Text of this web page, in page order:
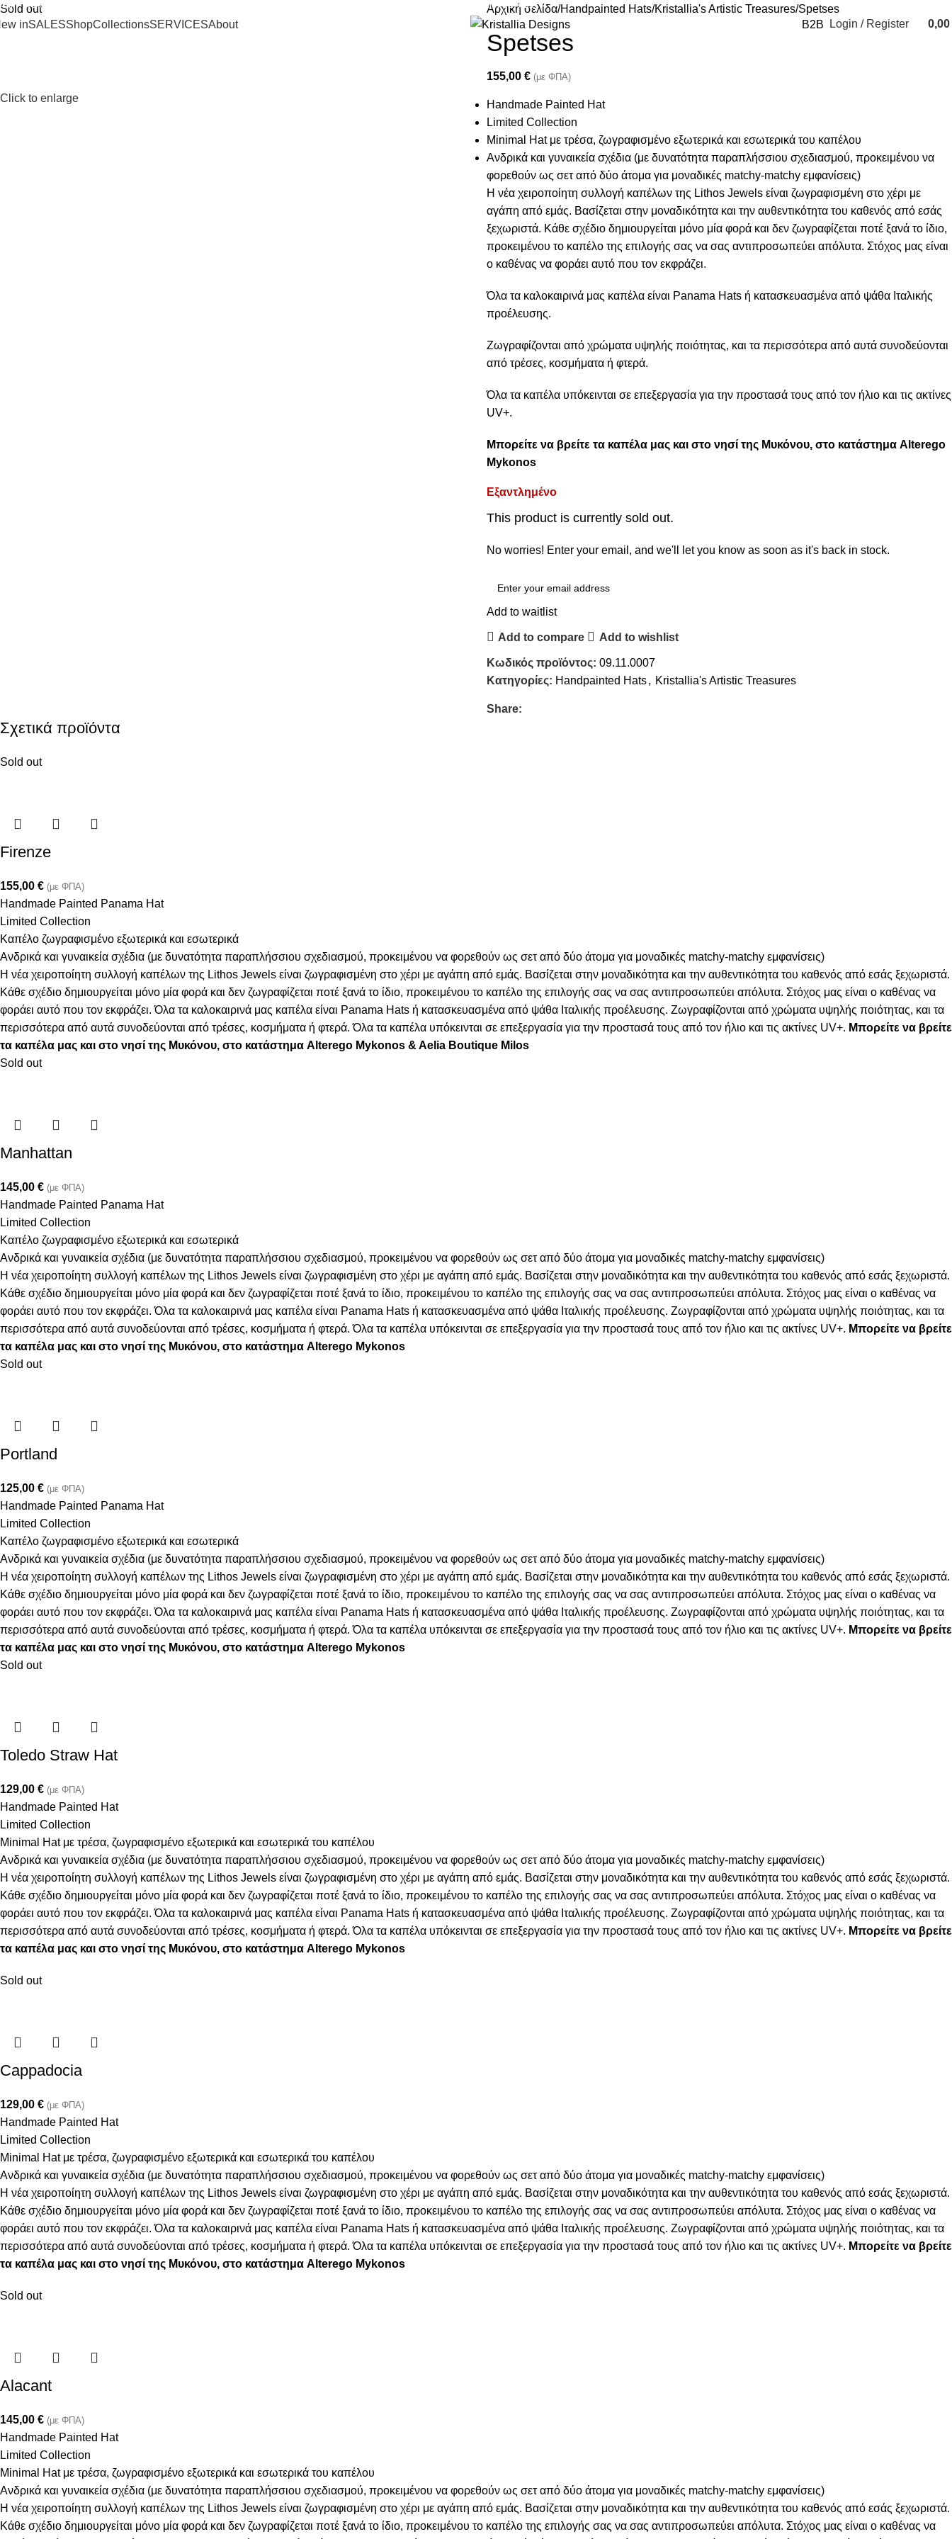
ON ORDERS OVER 100€ Join our newsletter and enjoy 10% Off
inSALESShopCollectionsSERVICESAbout B2B Login / Register 0,00
Sold out
Click to enlarge
Αρχική σελίδα Handpainted Hats Kristallia's Artistic Treasures Spetses
Spetses
155,00 € (με ΦΠΑ)
Handmade Painted Hat
Limited Collection
Minimal Hat με τρέσα, ζωγραφισμένο εξωτερικά και εσωτερικά του καπέλου
Ανδρικά και γυναικεία σχέδια (με δυνατότητα παραπλήσσιου σχεδιασμού, προκειμένου να
φορεθούν ως σετ από δύο άτομα για μοναδικές matchy-matchy εμφανίσεις)
Η νέα χειροποίητη συλλογή καπέλων της Lithos Jewels είναι ζωγραφισμένη στο χέρι με
αγάπη από εμάς. Βασίζεται στην μοναδικότητα και την αυθεντικότητα του καθενός από εσάς
ξεχωριστά. Κάθε σχέδιο δημιουργείται μόνο μία φορά και δεν ζωγραφίζεται ποτέ ξανά το ίδιο,
προκειμένου το καπέλο της επιλογής σας να σας αντιπροσωπεύει απόλυτα. Στόχος μας είναι
ο καθένας να φοράει αυτό που τον εκφράζει.
Όλα τα καλοκαιρινά μας καπέλα είναι Panama Hats ή κατασκευασμένα από ψάθα Ιταλικής
προέλευσης.
Ζωγραφίζονται από χρώματα υψηλής ποιότητας, και τα περισσότερα από αυτά συνοδεύονται
από τρέσες, κοσμήματα ή φτερά.
Όλα τα καπέλα υπόκεινται σε επεξεργασία για την προστασά τους από τον ήλιο και τις ακτίνες
UV+.
Μπορείτε να βρείτε τα καπέλα μας και στο νησί της Μυκόνου, στο κατάστημα Alterego
Mykonos
Εξαντλημένο
This product is currently sold out.
No worries! Enter your email, and we'll let you know as soon as it's back in stock.
Add to waitlist
Add to compare Add to wishlist
Κωδικός προϊόντος: 09.11.0007
Κατηγορίες: Handpainted Hats, Kristallia's Artistic Treasures
Share:
Σχετικά προϊόντα
Sold out
Firenze
155,00 € (με ΦΠΑ)
Handmade Painted Panama Hat
Limited Collection
Καπέλο ζωγραφισμένο εξωτερικά και εσωτερικά
Ανδρικά και γυναικεία σχέδια (με δυνατότητα παραπλήσσιου σχεδιασμού, προκειμένου να φορεθούν ως σετ από δύο άτομα για μοναδικές matchy-matchy εμφανίσεις)
Η νέα χειροποίητη συλλογή καπέλων της Lithos Jewels είναι ζωγραφισμένη στο χέρι με αγάπη από εμάς. Βασίζεται στην μοναδικότητα και την αυθεντικότητα του καθενός από εσάς ξεχωριστά.
Κάθε σχέδιο δημιουργείται μόνο μία φορά και δεν ζωγραφίζεται ποτέ ξανά το ίδιο, προκειμένου το καπέλο της επιλογής σας να σας αντιπροσωπεύει απόλυτα. Στόχος μας είναι ο καθένας να
φοράει αυτό που τον εκφράζει. Όλα τα καλοκαιρινά μας καπέλα είναι Panama Hats ή κατασκευασμένα από ψάθα Ιταλικής προέλευσης. Ζωγραφίζονται από χρώματα υψηλής ποιότητας, και τα
περισσότερα από αυτά συνοδεύονται από τρέσες, κοσμήματα ή φτερά. Όλα τα καπέλα υπόκεινται σε επεξεργασία για την προστασά τους από τον ήλιο και τις ακτίνες UV+. Μπορείτε να βρείτε
τα καπέλα μας και στο νησί της Μυκόνου, στο κατάστημα Alterego Mykonos & Aelia Boutique Milos
Sold out
Manhattan
145,00 € (με ΦΠΑ)
Handmade Painted Panama Hat
Limited Collection
Καπέλο ζωγραφισμένο εξωτερικά και εσωτερικά
Ανδρικά και γυναικεία σχέδια (με δυνατότητα παραπλήσσιου σχεδιασμού, προκειμένου να φορεθούν ως σετ από δύο άτομα για μοναδικές matchy-matchy εμφανίσεις)
Η νέα χειροποίητη συλλογή καπέλων της Lithos Jewels είναι ζωγραφισμένη στο χέρι με αγάπη από εμάς. Βασίζεται στην μοναδικότητα και την αυθεντικότητα του καθενός από εσάς ξεχωριστά.
Κάθε σχέδιο δημιουργείται μόνο μία φορά και δεν ζωγραφίζεται ποτέ ξανά το ίδιο, προκειμένου το καπέλο της επιλογής σας να σας αντιπροσωπεύει απόλυτα. Στόχος μας είναι ο καθένας να
φοράει αυτό που τον εκφράζει. Όλα τα καλοκαιρινά μας καπέλα είναι Panama Hats ή κατασκευασμένα από ψάθα Ιταλικής προέλευσης. Ζωγραφίζονται από χρώματα υψηλής ποιότητας, και τα
περισσότερα από αυτά συνοδεύονται από τρέσες, κοσμήματα ή φτερά. Όλα τα καπέλα υπόκεινται σε επεξεργασία για την προστασά τους από τον ήλιο και τις ακτίνες UV+. Μπορείτε να βρείτε
τα καπέλα μας και στο νησί της Μυκόνου, στο κατάστημα Alterego Mykonos
Sold out
Portland
125,00 € (με ΦΠΑ)
Handmade Painted Panama Hat
Limited Collection
Καπέλο ζωγραφισμένο εξωτερικά και εσωτερικά
Ανδρικά και γυναικεία σχέδια (με δυνατότητα παραπλήσσιου σχεδιασμού, προκειμένου να φορεθούν ως σετ από δύο άτομα για μοναδικές matchy-matchy εμφανίσεις)
Η νέα χειροποίητη συλλογή καπέλων της Lithos Jewels είναι ζωγραφισμένη στο χέρι με αγάπη από εμάς. Βασίζεται στην μοναδικότητα και την αυθεντικότητα του καθενός από εσάς ξεχωριστά.
Κάθε σχέδιο δημιουργείται μόνο μία φορά και δεν ζωγραφίζεται ποτέ ξανά το ίδιο, προκειμένου το καπέλο της επιλογής σας να σας αντιπροσωπεύει απόλυτα. Στόχος μας είναι ο καθένας να
φοράει αυτό που τον εκφράζει. Όλα τα καλοκαιρινά μας καπέλα είναι Panama Hats ή κατασκευασμένα από ψάθα Ιταλικής προέλευσης. Ζωγραφίζονται από χρώματα υψηλής ποιότητας, και τα
περισσότερα από αυτά συνοδεύονται από τρέσες, κοσμήματα ή φτερά. Όλα τα καπέλα υπόκεινται σε επεξεργασία για την προστασά τους από τον ήλιο και τις ακτίνες UV+. Μπορείτε να βρείτε
τα καπέλα μας και στο νησί της Μυκόνου, στο κατάστημα Alterego Mykonos
Sold out
Toledo Straw Hat
129,00 € (με ΦΠΑ)
Handmade Painted Hat
Limited Collection
Minimal Hat με τρέσα, ζωγραφισμένο εξωτερικά και εσωτερικά του καπέλου
Ανδρικά και γυναικεία σχέδια (με δυνατότητα παραπλήσσιου σχεδιασμού, προκειμένου να φορεθούν ως σετ από δύο άτομα για μοναδικές matchy-matchy εμφανίσεις)
Η νέα χειροποίητη συλλογή καπέλων της Lithos Jewels είναι ζωγραφισμένη στο χέρι με αγάπη από εμάς. Βασίζεται στην μοναδικότητα και την αυθεντικότητα του καθενός από εσάς ξεχωριστά.
Κάθε σχέδιο δημιουργείται μόνο μία φορά και δεν ζωγραφίζεται ποτέ ξανά το ίδιο, προκειμένου το καπέλο της επιλογής σας να σας αντιπροσωπεύει απόλυτα. Στόχος μας είναι ο καθένας να
φοράει αυτό που τον εκφράζει. Όλα τα καλοκαιρινά μας καπέλα είναι Panama Hats ή κατασκευασμένα από ψάθα Ιταλικής προέλευσης. Ζωγραφίζονται από χρώματα υψηλής ποιότητας, και τα
περισσότερα από αυτά συνοδεύονται από τρέσες, κοσμήματα ή φτερά. Όλα τα καπέλα υπόκεινται σε επεξεργασία για την προστασά τους από τον ήλιο και τις ακτίνες UV+. Μπορείτε να βρείτε
τα καπέλα μας και στο νησί της Μυκόνου, στο κατάστημα Alterego Mykonos
Sold out
Cappadocia
129,00 € (με ΦΠΑ)
Handmade Painted Hat
Limited Collection
Minimal Hat με τρέσα, ζωγραφισμένο εξωτερικά και εσωτερικά του καπέλου
Ανδρικά και γυναικεία σχέδια (με δυνατότητα παραπλήσσιου σχεδιασμού, προκειμένου να φορεθούν ως σετ από δύο άτομα για μοναδικές matchy-matchy εμφανίσεις)
Η νέα χειροποίητη συλλογή καπέλων της Lithos Jewels είναι ζωγραφισμένη στο χέρι με αγάπη από εμάς. Βασίζεται στην μοναδικότητα και την αυθεντικότητα του καθενός από εσάς ξεχωριστά.
Κάθε σχέδιο δημιουργείται μόνο μία φορά και δεν ζωγραφίζεται ποτέ ξανά το ίδιο, προκειμένου το καπέλο της επιλογής σας να σας αντιπροσωπεύει απόλυτα. Στόχος μας είναι ο καθένας να
φοράει αυτό που τον εκφράζει. Όλα τα καλοκαιρινά μας καπέλα είναι Panama Hats ή κατασκευασμένα από ψάθα Ιταλικής προέλευσης. Ζωγραφίζονται από χρώματα υψηλής ποιότητας, και τα
περισσότερα από αυτά συνοδεύονται από τρέσες, κοσμήματα ή φτερά. Όλα τα καπέλα υπόκεινται σε επεξεργασία για την προστασά τους από τον ήλιο και τις ακτίνες UV+. Μπορείτε να βρείτε
τα καπέλα μας και στο νησί της Μυκόνου, στο κατάστημα Alterego Mykonos
Sold out
Alacant
145,00 € (με ΦΠΑ)
Handmade Painted Hat
Limited Collection
Minimal Hat με τρέσα, ζωγραφισμένο εξωτερικά και εσωτερικά του καπέλου
Ανδρικά και γυναικεία σχέδια (με δυνατότητα παραπλήσσιου σχεδιασμού, προκειμένου να φορεθούν ως σετ από δύο άτομα για μοναδικές matchy-matchy εμφανίσεις)
Η νέα χειροποίητη συλλογή καπέλων της Lithos Jewels είναι ζωγραφισμένη στο χέρι με αγάπη από εμάς. Βασίζεται στην μοναδικότητα και την αυθεντικότητα του καθενός από εσάς ξεχωριστά.
Κάθε σχέδιο δημιουργείται μόνο μία φορά και δεν ζωγραφίζεται ποτέ ξανά το ίδιο, προκειμένου το καπέλο της επιλογής σας να σας αντιπροσωπεύει απόλυτα. Στόχος μας είναι ο καθένας να